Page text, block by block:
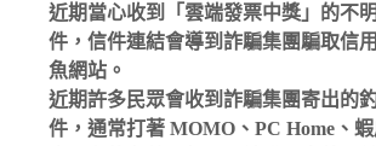
近期當心收到「雲端發票中獎」的不
件，信件連結會導到詐騙集團騙取信
魚網站。
近期許多民眾會收到詐騙集團寄出的
件，通常打著 MOMO、PC Home、